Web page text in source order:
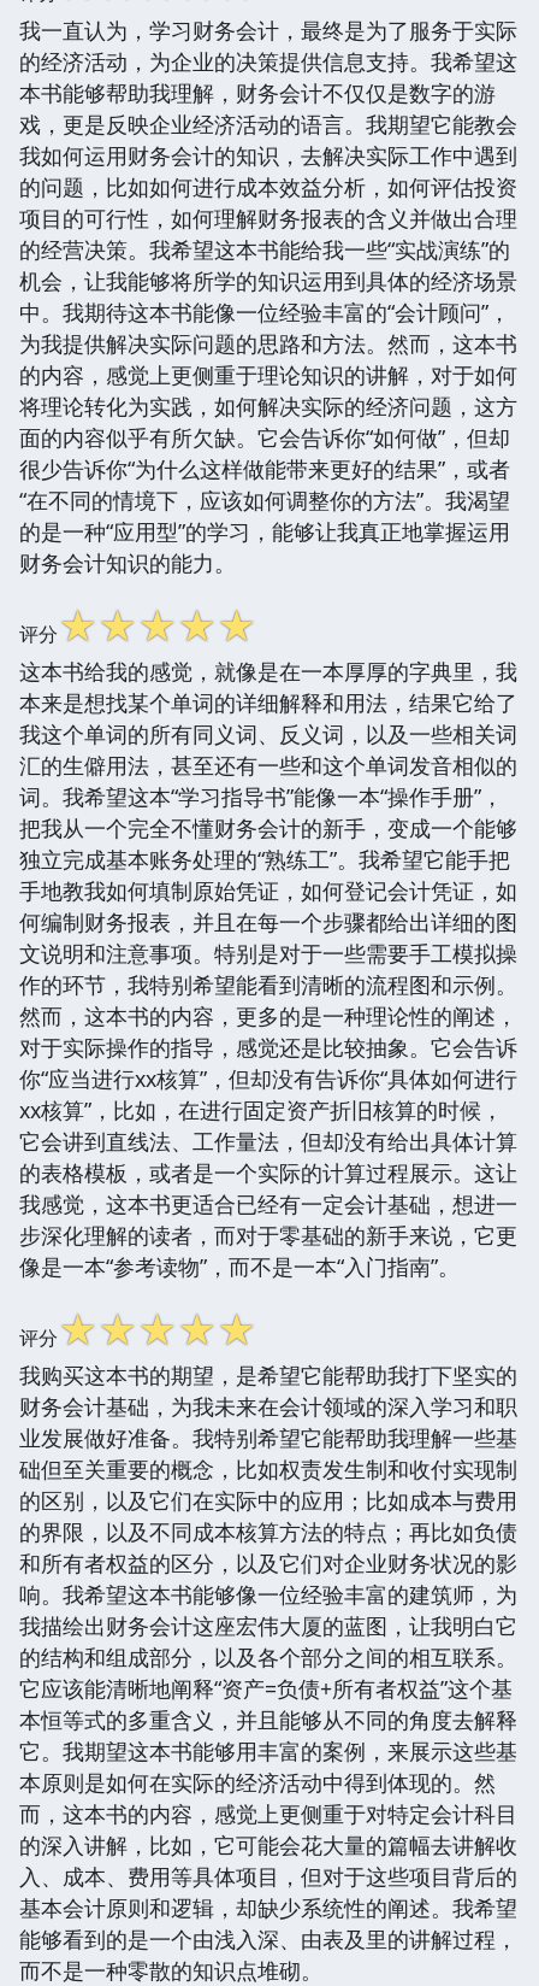
我一直认为，学习财务会计，最终是为了服务于实际
的经济活动，为企业的决策提供信息支持。我希望这
本书能够帮助我理解，财务会计不仅仅是数字的游
戏，更是反映企业经济活动的语言。我期望它能教会
我如何运用财务会计的知识，去解决实际工作中遇到
的问题，比如如何进行成本效益分析，如何评估投资
项目的可行性，如何理解财务报表的含义并做出合理
的经营决策。我希望这本书能给我一些“实战演练”的
机会，让我能够将所学的知识运用到具体的经济场景
中。我期待这本书能像一位经验丰富的“会计顾问”，
为我提供解决实际问题的思路和方法。然而，这本书
的内容，感觉上更侧重于理论知识的讲解，对于如何
将理论转化为实践，如何解决实际的经济问题，这方
面的内容似乎有所欠缺。它会告诉你“如何做”，但却
很少告诉你“为什么这样做能带来更好的结果”，或者
“在不同的情境下，应该如何调整你的方法”。我渴望
的是一种“应用型”的学习，能够让我真正地掌握运用
财务会计知识的能力。
评分☆☆☆☆☆
这本书给我的感觉，就像是在一本厚厚的字典里，我
本来是想找某个单词的详细解释和用法，结果它给了
我这个单词的所有同义词、反义词，以及一些相关词
汇的生僻用法，甚至还有一些和这个单词发音相似的
词。我希望这本“学习指导书”能像一本“操作手册”，
把我从一个完全不懂财务会计的新手，变成一个能够
独立完成基本账务处理的“熟练工”。我希望它能手把
手地教我如何填制原始凭证，如何登记会计凭证，如
何编制财务报表，并且在每一个步骤都给出详细的图
文说明和注意事项。特别是对于一些需要手工模拟操
作的环节，我特别希望能看到清晰的流程图和示例。
然而，这本书的内容，更多的是一种理论性的阐述，
对于实际操作的指导，感觉还是比较抽象。它会告诉
你“应当进行xx核算”，但却没有告诉你“具体如何进行
xx核算”，比如，在进行固定资产折旧核算的时候，
它会讲到直线法、工作量法，但却没有给出具体计算
的表格模板，或者是一个实际的计算过程展示。这让
我感觉，这本书更适合已经有一定会计基础，想进一
步深化理解的读者，而对于零基础的新手来说，它更
像是一本“参考读物”，而不是一本“入门指南”。
评分☆☆☆☆☆
我购买这本书的期望，是希望它能帮助我打下坚实的
财务会计基础，为我未来在会计领域的深入学习和职
业发展做好准备。我特别希望它能帮助我理解一些基
础但至关重要的概念，比如权责发生制和收付实现制
的区别，以及它们在实际中的应用；比如成本与费用
的界限，以及不同成本核算方法的特点；再比如负债
和所有者权益的区分，以及它们对企业财务状况的影
响。我希望这本书能够像一位经验丰富的建筑师，为
我描绘出财务会计这座宏伟大厦的蓝图，让我明白它
的结构和组成部分，以及各个部分之间的相互联系。
它应该能清晰地阐释“资产=负债+所有者权益”这个基
本恒等式的多重含义，并且能够从不同的角度去解释
它。我期望这本书能够用丰富的案例，来展示这些基
本原则是如何在实际的经济活动中得到体现的。然
而，这本书的内容，感觉上更侧重于对特定会计科目
的深入讲解，比如，它可能会花大量的篇幅去讲解收
入、成本、费用等具体项目，但对于这些项目背后的
基本会计原则和逻辑，却缺少系统性的阐述。我希望
能够看到的是一个由浅入深、由表及里的讲解过程，
而不是一种零散的知识点堆砌。